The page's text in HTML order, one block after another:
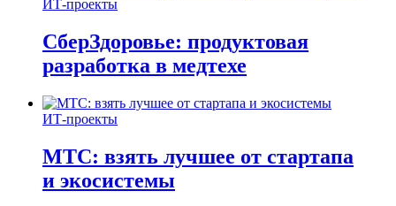
ИТ-проекты
СберЗдоровье: продуктовая
разработка в медтехе
ИТ-проекты
МТС: взять лучшее от стартапа
и экосистемы